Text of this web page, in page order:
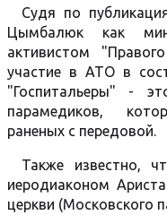
Судя по
Цымбалюк как
активистом
участие в АТО в
"Госпитальеры" -
парамедиков,
раненых с передовой.
Также известно,
иеродиаконом
церкви (Московского